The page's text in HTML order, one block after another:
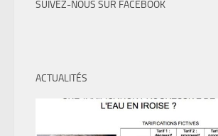
SUIVEZ-NOUS SUR FACEBOOK
ACTUALITÉS